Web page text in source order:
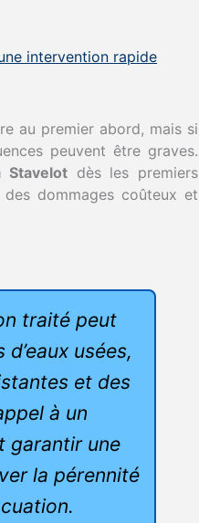
intervention rapide
au premier abord, mais si
peuvent être graves.
Stavelotdès les premiers
dommages coûteux et
traité peut
usées,
et des
à un
garantir une
la pérennité